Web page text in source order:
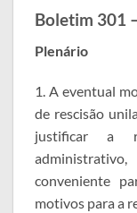
Boletim 301
Plenário
1. A eventual
de rescisão
justificar a
conveniente
motivos para a